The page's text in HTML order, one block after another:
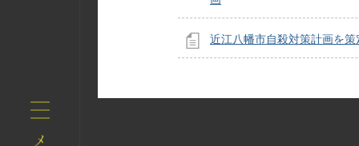
近江八幡市自殺対策計画を策